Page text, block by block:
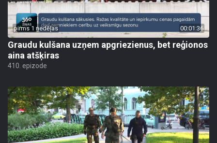
pirms 1 nedēļas 00:01:36
Graudu kulšana uzņem apgriezienus, bet reģionos
aina atšķiras
410. epizode